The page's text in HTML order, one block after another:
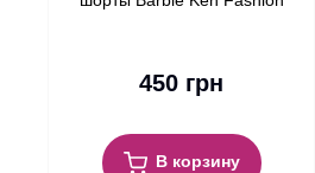
450 грн
В корзину